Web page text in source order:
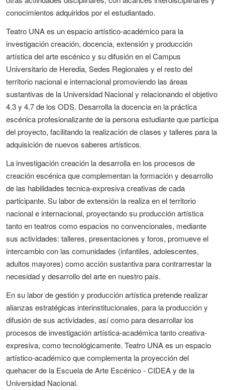
conocimientos adquiridos por el estudiantado.
Teatro UNA es un espacio artístico-académico para la
investigación creación, docencia, extensión y producción
artística del arte escénico y su difusión en el Campus
Universitario de Heredia, Sedes Regionales y el resto del
territorio nacional e internacional promoviendo las áreas
sustantivas de la Universidad Nacional y relacionando el objetivo
4.3 y 4.7 de los ODS. Desarrolla la docencia en la práctica
escénica profesionalizante de la persona estudiante que participa
del proyecto, facilitando la realización de clases y talleres para la
adquisición de nuevos saberes artísticos.
La investigación creación la desarrolla en los procesos de
creación escénica que complementan la formación y desarrollo
de las habilidades tecnica-expresiva creativas de cada
participante. Su labor de extensión la realiza en el territorio
nacional e internacional, proyectando su producción artística
tanto en teatros como espacios no convencionales, mediante
sus actividades: talleres, presentaciones y foros, promueve el
intercambio con las comunidades (infantiles, adolescentes,
adultos mayores) como acción sustantiva para contrarrestar la
necesidad y desarrollo del arte en nuestro país.
En su labor de gestión y producción artística pretende realizar
alianzas estratégicas interinstitucionales, para la producción y
difusión de sus actividades, así como para desarrollar los
procesos de investigación artística-académica tanto creativa-
expresiva, como tecnológicamente. Teatro UNA es un espacio
artístico-académico que complementa la proyección del
quehacer de la Escuela de Arte Escénico - CIDEA y de la
Universidad Nacional.